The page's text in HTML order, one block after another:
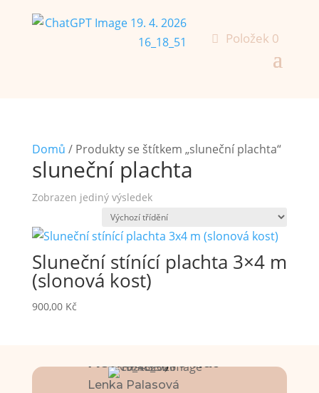
Položek 0
Domů / Produkty se štítkem „sluneční plachta“
sluneční plachta
Zobrazen jediný výsledek
Sluneční stínící plachta 3×4 m
(slonová kost)
900,00 Kč
Kontaktujte nás
Lenka Palasová